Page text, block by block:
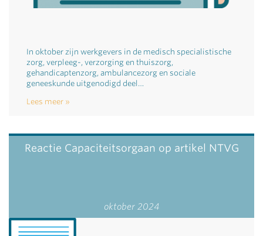
In oktober zijn werkgevers in de medisch specialistische
zorg, verpleeg-, verzorging en thuiszorg,
gehandicaptenzorg, ambulancezorg en sociale
geneeskunde uitgenodigd deel…
Lees meer
Reactie Capaciteitsorgaan op artikel NTVG
oktober 2024